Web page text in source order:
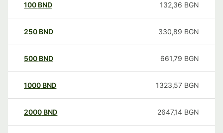
100 BND 132,36 BGN
250 BND 330,89 BGN
500 BND 661,79 BGN
1000 BND 1323,57 BGN
2000 BND 2647,14 BGN